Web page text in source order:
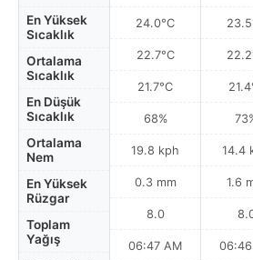
En Yüksek
Sıcaklık
Ortalama
Sıcaklık
En Düşük
Sıcaklık
Ortalama
Nem
En Yüksek
Rüzgar
Toplam
Yağış
24.0°C
22.7°C
21.7°C
68%
19.8 kph
0.3 mm
8.0
06:47 AM
14.4
1.6